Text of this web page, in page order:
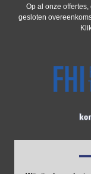
Op al onze
gesloten